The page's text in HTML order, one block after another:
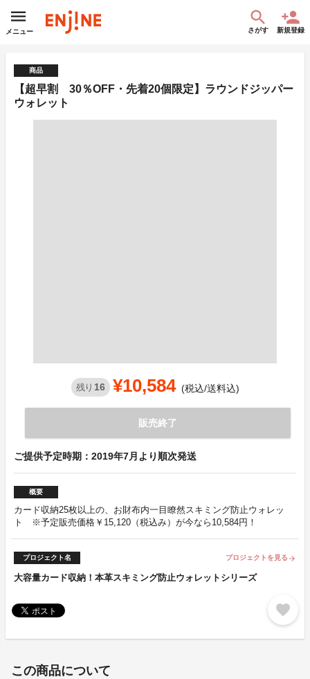
メニュー さがす 新規登録
商品
【超早割 30％OFF・先着20個限定】ラウンドジッパー
ウォレット
残り 16 ¥10,584 (税込/送料込)
販売終了
ご提供予定時期：2019年7月より順次発送
概要
カード収納25枚以上の、お財布内一目瞭然スキミング防止ウォレッ
ト ※予定販売価格￥15,120（税込み）が今なら10,584円！
プロジェクト名 プロジェクトを見る arrow_forward
大容量カード収納！本革スキミング防止ウォレットシリーズ
favorite
この商品について